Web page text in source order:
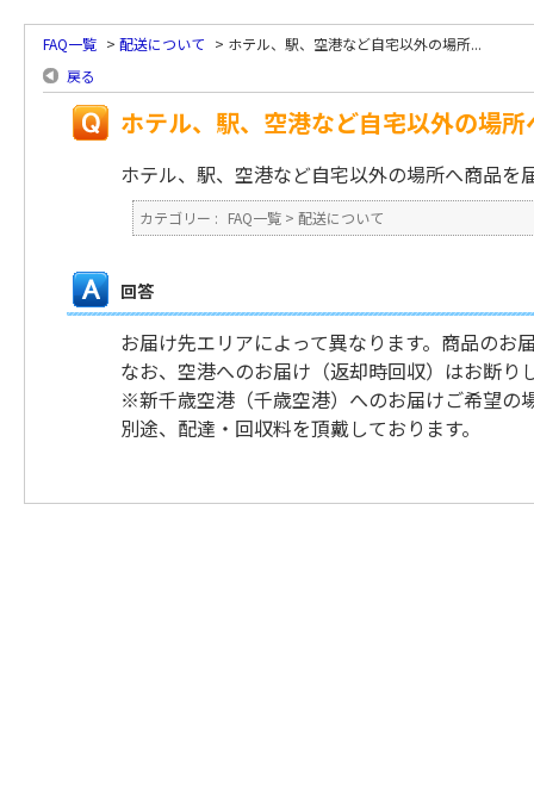
FAQ一覧 > 配送について > ホテル、駅、空港など自宅以外の場所...
戻る
ホテル、駅、空港など自宅以外の場
ホテル、駅、空港など自宅以外の場所へ商品を
カテゴリー : FAQ一覧 > 配送について
回答
お届け先エリアによって異なります。商品の
なお、空港へのお届け（返却時回収）はお断り
※新千歳空港（千歳空港）へのお届けご希望の
別途、配達・回収料を頂戴しております。